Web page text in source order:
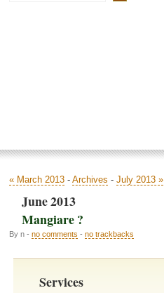
« March 2013 - Archives - July 2013 »
June 2013
Mangiare ?
By n - no comments - no trackbacks
Services